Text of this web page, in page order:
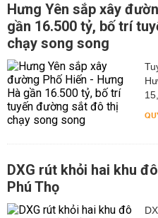
Hưng Yên sắp xây
gần 16.500 tỷ, bố trí
chạy song song
DXG rút khỏi hai khu
Phú Thọ